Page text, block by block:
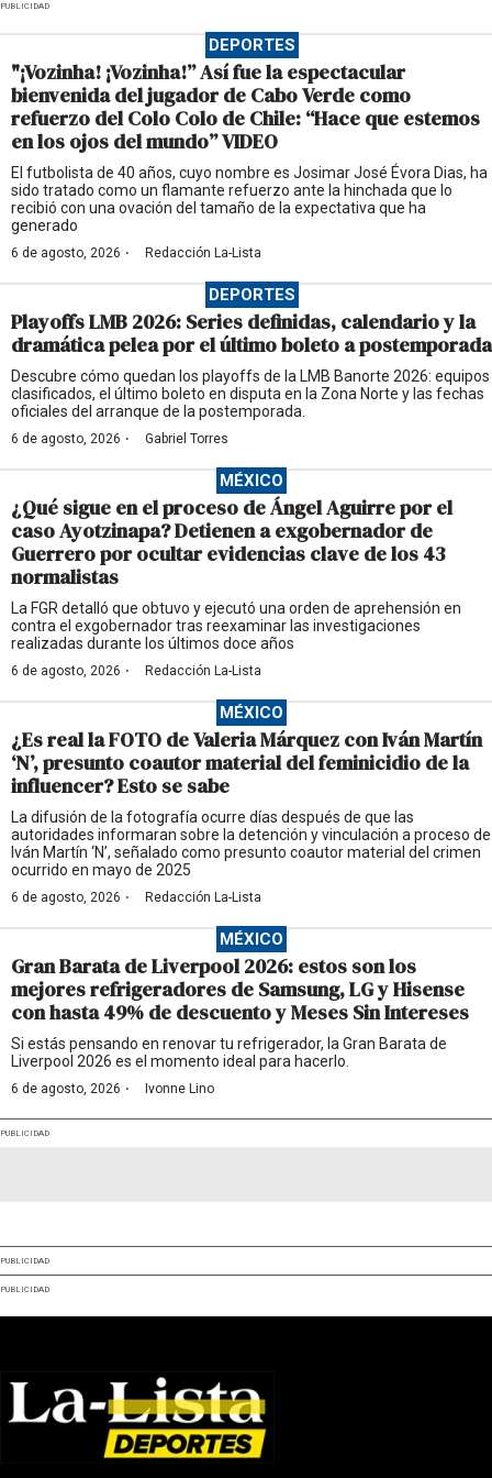
PUBLICIDAD
DEPORTES
"¡Vozinha! ¡Vozinha!” Así fue la espectacular
bienvenida del jugador de Cabo Verde como
refuerzo del Colo Colo de Chile: “Hace que estemos
en los ojos del mundo” VIDEO
El futbolista de 40 años, cuyo nombre es Josimar José Évora Dias, ha
sido tratado como un flamante refuerzo ante la hinchada que lo
recibió con una ovación del tamaño de la expectativa que ha
generado
6 de agosto, 2026 · Redacción La-Lista
DEPORTES
Playoffs LMB 2026: Series definidas, calendario y la
dramática pelea por el último boleto a postemporada
Descubre cómo quedan los playoffs de la LMB Banorte 2026: equipos
clasificados, el último boleto en disputa en la Zona Norte y las fechas
oficiales del arranque de la postemporada.
6 de agosto, 2026 · Gabriel Torres
MÉXICO
¿Qué sigue en el proceso de Ángel Aguirre por el
caso Ayotzinapa? Detienen a exgobernador de
Guerrero por ocultar evidencias clave de los 43
normalistas
La FGR detalló que obtuvo y ejecutó una orden de aprehensión en
contra el exgobernador tras reexaminar las investigaciones
realizadas durante los últimos doce años
6 de agosto, 2026 · Redacción La-Lista
MÉXICO
¿Es real la FOTO de Valeria Márquez con Iván Martín
‘N’, presunto coautor material del feminicidio de la
influencer? Esto se sabe
La difusión de la fotografía ocurre días después de que las
autoridades informaran sobre la detención y vinculación a proceso de
Iván Martín ‘N’, señalado como presunto coautor material del crimen
ocurrido en mayo de 2025
6 de agosto, 2026 · Redacción La-Lista
MÉXICO
Gran Barata de Liverpool 2026: estos son los
mejores refrigeradores de Samsung, LG y Hisense
con hasta 49% de descuento y Meses Sin Intereses
Si estás pensando en renovar tu refrigerador, la Gran Barata de
Liverpool 2026 es el momento ideal para hacerlo.
6 de agosto, 2026 · Ivonne Lino
PUBLICIDAD
PUBLICIDAD
PUBLICIDAD